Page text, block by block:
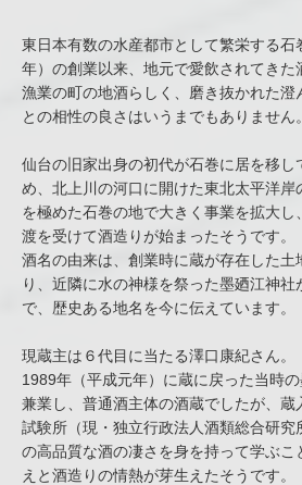
東日本有数の水産都市として繁栄する石
年）の創業以来、地元で愛飲されてきた
漁業の町の地酒らしく、磨き抜かれた澄
との相性の良さはいうまでもありません。
仙台の旧家出身の初代が石巻に居を移
め、北上川の河口に開けた東北太平洋
を極めた石巻の地で大きく事業を拡大
渡を受けて酒造りが始まったそうです。
酒名の由来は、創業時に蔵が存在した土
り、近隣に水の神様を祭った墨廼江神
で、歴史ある地名を今に伝えています。
現蔵主は６代目に当たる澤口康紀さん。
1989年（平成元年）に蔵に戻った当時
兼業し、普通酒主体の酒蔵でしたが、蔵
試験所（現・独立行政法人酒類総合研究
の高品質な酒の凄さを身を持って学ぶ
えと酒造りの情熱が芽生えたそうです。